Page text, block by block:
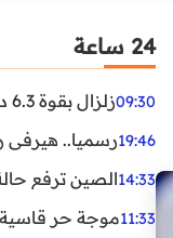
24 ساعة
09:30زلزال بقوة 6.3 درجات يضرب جنوب الفلبين.. ولا تحذير من تسونامي حتى الآن
19:46رسميا.. هيرفي
14:33الصين ترفع
11:33موجة حر قاسية